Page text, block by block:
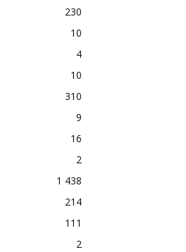
230
10
4
10
310
9
16
2
1 438
214
111
2